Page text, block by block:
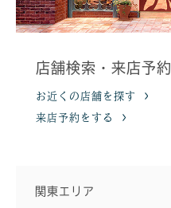
店舗検索・来店予約
お近くの店舗を探す
来店予約をする
関東エリア